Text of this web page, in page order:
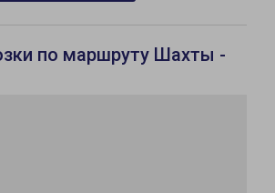
по маршруту Шахты -